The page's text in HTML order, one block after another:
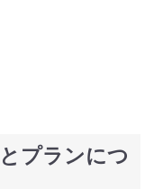
プランにつ